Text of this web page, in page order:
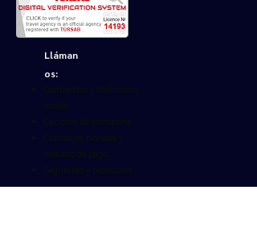
Lláman
os:
Costumbres y tradiciones
locales
Opciones de transporte
Cambio de moneda y
métodos de pago.
Seguridad y proteccion